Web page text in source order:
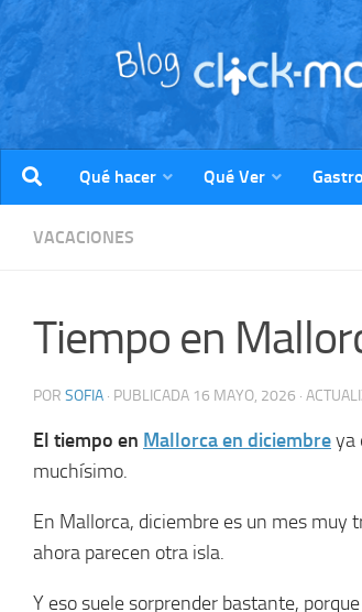
Saltar al contenido
Qué hacer Qué Ver
VACACIONES
Tiempo en
POR SOFIA · PUBLICADA 16 MAYO, 2026 ·
El tiempo en Mallorca en diciembreya
muchísimo.
En Mallorca, diciembre es un mes muy
ahora parecen otra isla.
Y eso suele sorprender bastante,